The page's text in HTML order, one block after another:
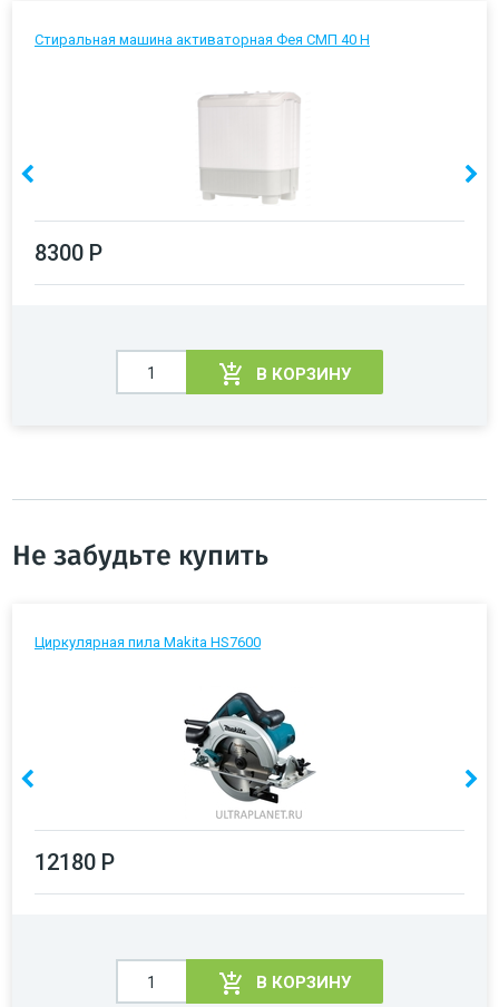
Стиральная машина активаторная Фея СМП 40 Н
8300 Р
В КОРЗИНУ
Не забудьте купить
Циркулярная пила Makita HS7600
12180 Р
В КОРЗИНУ